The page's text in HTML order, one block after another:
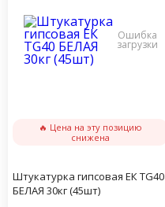
🔥 Цена на эту позицию
снижена
Штукатурка гипсовая ЕК TG40
БЕЛАЯ 30кг (45шт)